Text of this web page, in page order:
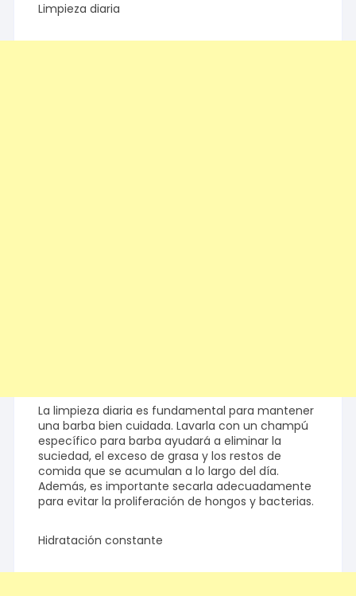
Limpieza diaria
La limpieza diaria es fundamental para mantener
una barba bien cuidada. Lavarla con un champú
específico para barba ayudará a eliminar la
suciedad, el exceso de grasa y los restos de
comida que se acumulan a lo largo del día.
Además, es importante secarla adecuadamente
para evitar la proliferación de hongos y bacterias.
Hidratación constante